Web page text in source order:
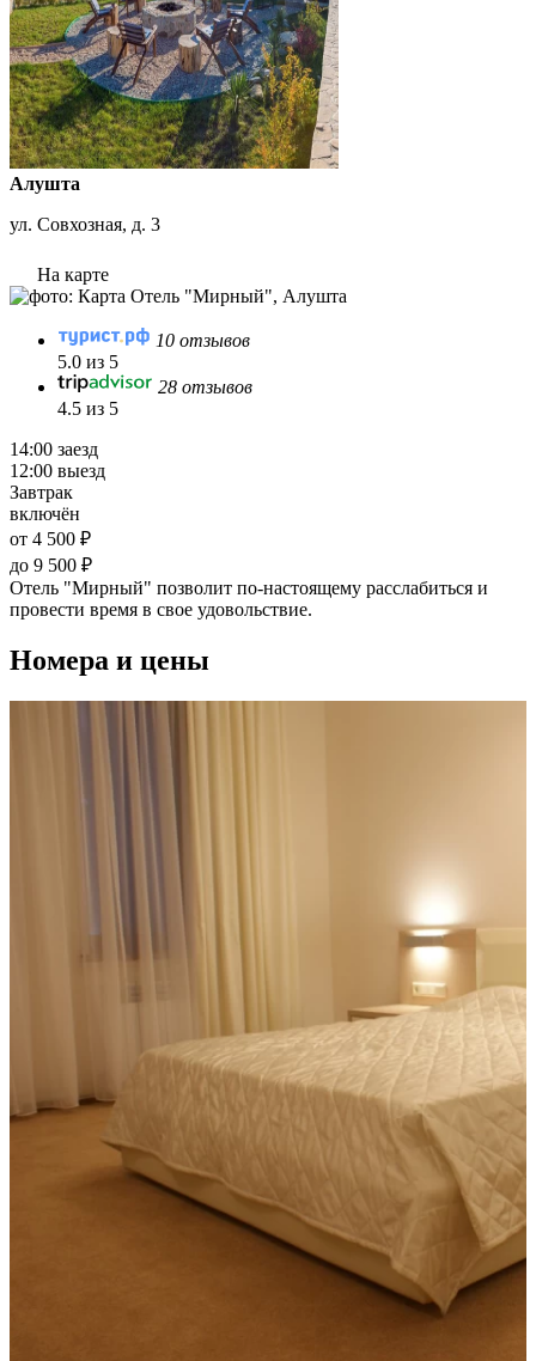
Алушта
ул. Совхозная, д. 3
На карте
10 отзывов
5.0 из 5
28 отзывов
4.5 из 5
14:00 заезд
12:00 выезд
Завтрак
включён
от 4 500 ₽
до 9 500 ₽
Отель "Мирный" позволит по-настоящему расслабиться и
провести время в свое удовольствие.
Номера и цены